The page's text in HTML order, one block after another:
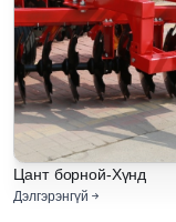
Цант борной-Хүнд
Дэлгэрэнгүй